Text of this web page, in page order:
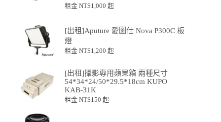
租金 NT$1,000 起
[出租]Aputure 愛圖仕 Nova P300C 板
燈
租金 NT$1,200 起
[出租]攝影專用蘋果箱 兩種尺寸
54*34*24/50*29.5*18cm KUPO
KAB-31K
租金 NT$150 起